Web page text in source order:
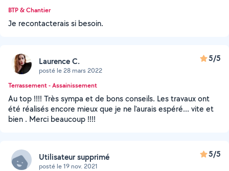
BTP & Chantier
Je recontacterais si besoin.
Laurence C.
posté le 28 mars 2022
5/5
Terrassement - Assainissement
Au top !!!! Très sympa et de bons conseils. Les travaux ont
été réalisés encore mieux que je ne l'aurais espéré... vite et
bien . Merci beaucoup !!!!
Utilisateur supprimé
posté le 19 nov. 2021
5/5